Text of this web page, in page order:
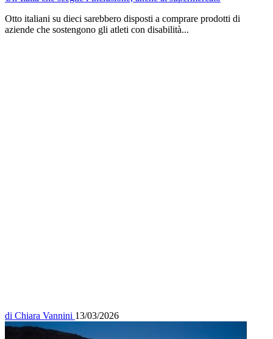
Otto italiani su dieci sarebbero disposti a comprare prodotti di
aziende che sostengono gli atleti con disabilità...
di Chiara Vannini 13/03/2026